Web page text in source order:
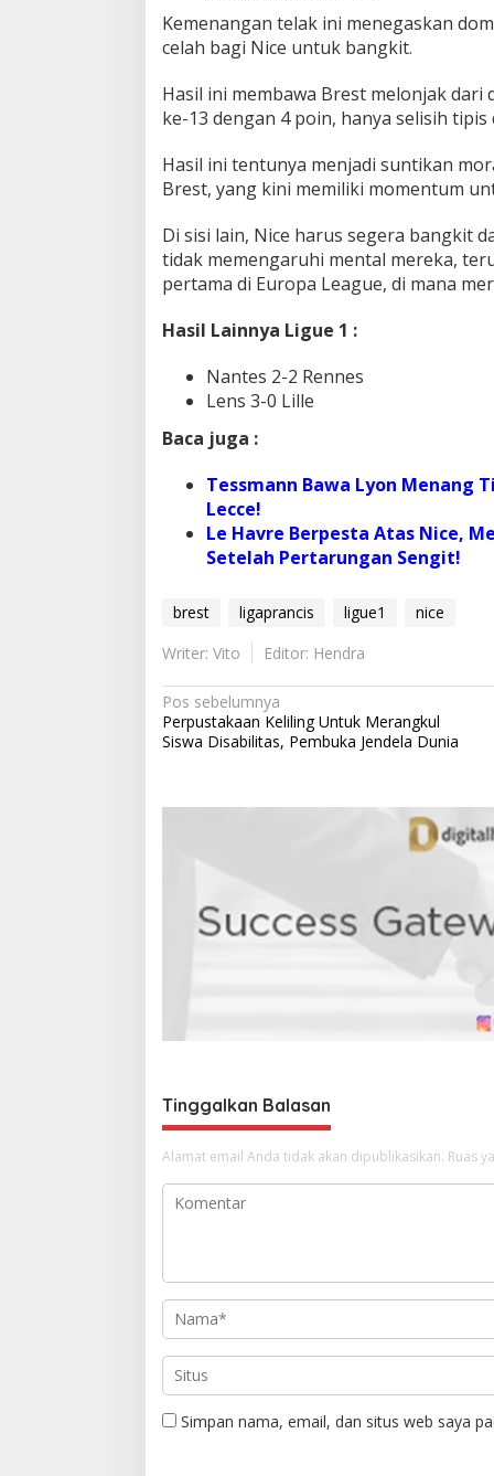
Kemenangan telak ini menegaskan
celah bagi Nice untuk bangkit.
Hasil ini membawa Brest melonjak dari
ke-13 dengan 4 poin, hanya selisih tipis
Hasil ini tentunya menjadi suntikan
Brest, yang kini memiliki momentum
Di sisi lain, Nice harus segera bangkit
tidak memengaruhi mental mereka,
pertama di Europa League, di mana
Hasil Lainnya Ligue 1 :
Nantes 2-2 Rennes
Lens 3-0 Lille
Baca juga :
Tessmann Bawa Lyon Menang
Lecce!
Le Havre Berpesta Atas Nice,
Setelah Pertarungan Sengit!
brest ligaprancis ligue1
nice
Writer: Vito
Editor: Hendra
N
a
i
Pos sebelumnya
Perpustakaan Keliling Untuk Merangkul
Siswa Disabilitas, Pembuka Jendela Dunia
Tinggalkan Balasan
Alamat email Anda tidak akan dipublikasikan. Ruas
Simpan nama, email, dan situs web saya